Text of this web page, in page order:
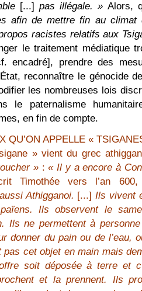
[...]pas illégale. » Alors,
afin de mettre fin au climat
racistes relatifs aux
le traitement médiatique
encadré], prendre des
reconnaître le génocide
les nombreuses lois
le paternalisme
en fin de compte.
QU’ON APPELLE «
» vient du grec
» : « Il y a encore à
Timothée vers l’an
Athigganoi. [...]Ils vivent
Ils observent le
Ils ne permettent à
donner du pain ou de l’eau,
pas cet objet en main mais
soit déposée à terre et
et la prennent. Ils